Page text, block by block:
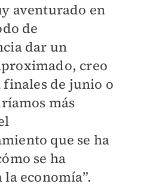
aventurado en
de
dar un
creo
finales de junio o
más
que se ha
se ha
economía”.